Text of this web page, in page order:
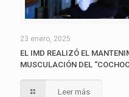
23 enero, 2025
EL IMD REALIZÓ EL
MUSCULACIÓN DEL
Leer más